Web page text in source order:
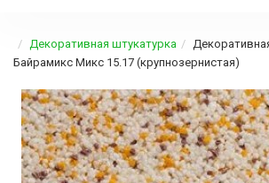
Декоративная штукатурка
Байрамикс Микс 15.17 (крупнозернистая)